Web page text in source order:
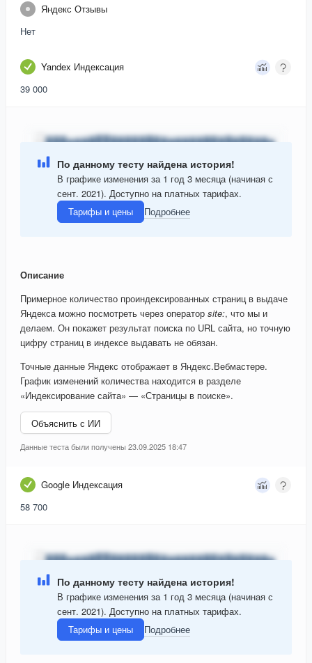
Яндекс Отзывы
Нет
Yandex Индексация
39 000
По данному тесту найдена история!
В графике изменения за 1 год 3 месяца (начиная с
сент. 2021). Доступно на платных тарифах.
Тарифы и цены
Подробнее
Описание
Примерное количество проиндексированных страниц в выдаче
Яндекса можно посмотреть через оператор site:, что мы и
делаем. Он покажет результат поиска по URL сайта, но точную
цифру страниц в индексе выдавать не обязан.
Точные данные Яндекс отображает в Яндекс.Вебмастере.
График изменений количества находится в разделе
«Индексирование сайта» — «Страницы в поиске».
Объяснить с ИИ
Данные теста были получены 23.09.2025 18:47
Google Индексация
58 700
По данному тесту найдена история!
В графике изменения за 1 год 3 месяца (начиная с
сент. 2021). Доступно на платных тарифах.
Тарифы и цены
Подробнее